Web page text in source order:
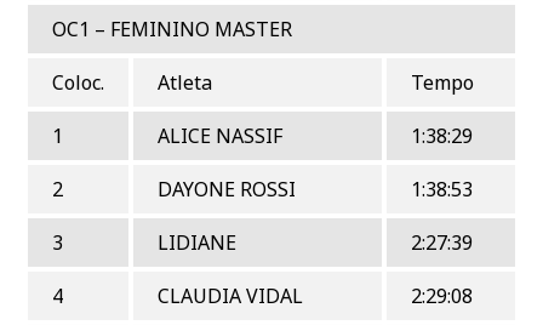
OC1 – FEMININO MASTER
Coloc.
Atleta
Tempo
1
ALICE NASSIF
1:38:29
2
DAYONE ROSSI
1:38:53
3
LIDIANE
2:27:39
4
CLAUDIA VIDAL
2:29:08